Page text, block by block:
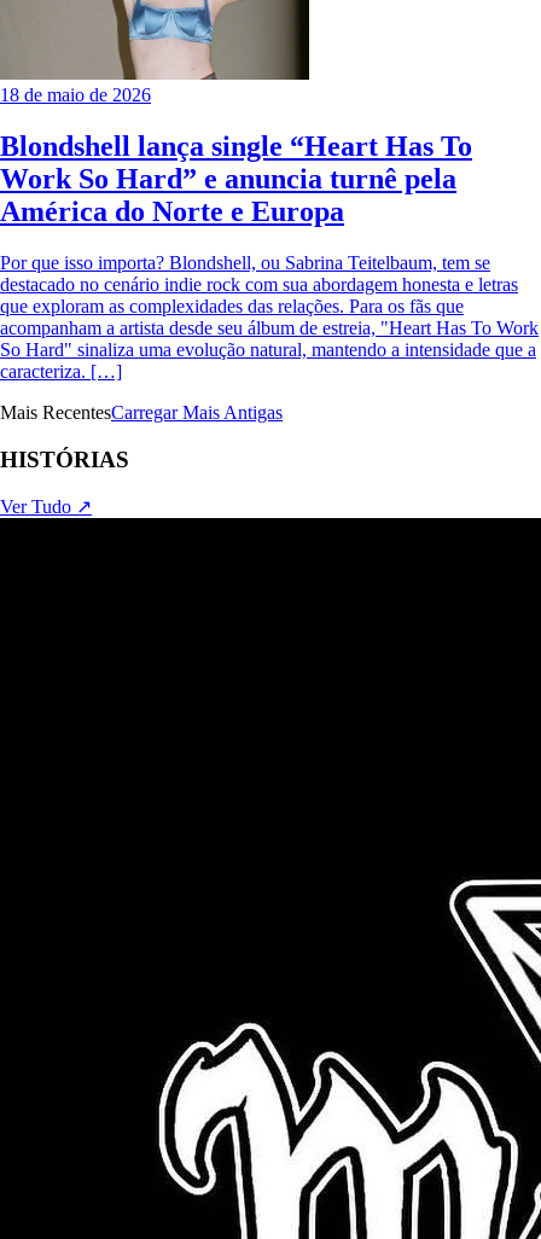
18 de maio de 2026
Blondshell lança single “Heart Has To
Work So Hard” e anuncia turnê pela
América do Norte e Europa
Por que isso importa? Blondshell, ou Sabrina Teitelbaum, tem se
destacado no cenário indie rock com sua abordagem honesta e letras
que exploram as complexidades das relações. Para os fãs que
acompanham a artista desde seu álbum de estreia, "Heart Has To Work
So Hard" sinaliza uma evolução natural, mantendo a intensidade que a
caracteriza. […]
Mais RecentesCarregar Mais Antigas
HISTÓRIAS
Ver Tudo ↗